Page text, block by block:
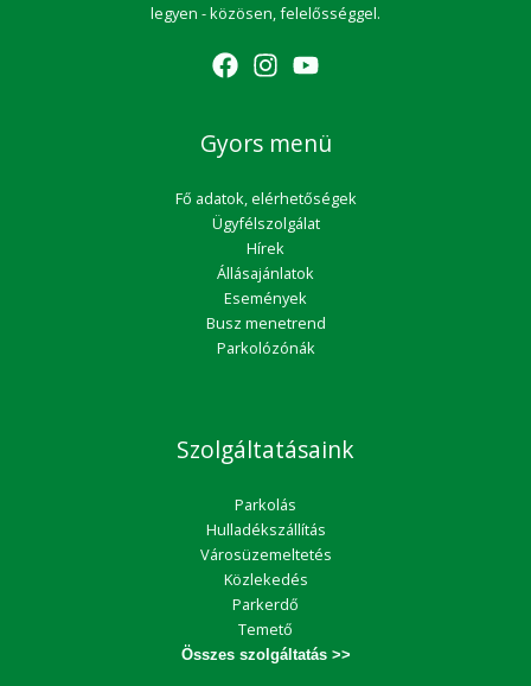
legyen - közösen, felelősséggel.
Gyors menü
Fő adatok, elérhetőségek
Ügyfélszolgálat
Hírek
Állásajánlatok
Események
Busz menetrend
Parkolózónák
Szolgáltatásaink
Parkolás
Hulladékszállítás
Városüzemeltetés
Közlekedés
Parkerdő
Temető
Összes szolgáltatás >>